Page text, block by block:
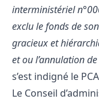
interministériel
exclu le fonds de
gracieux et
et ou l’annulation
s’est indigné le
Le Conseil